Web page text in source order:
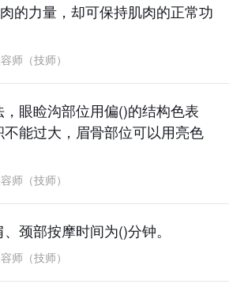
的力量，却可保持肌肉的正常功
师（技师）
眼睑沟部位用偏()的结构色表
能过大，眉骨部位可以用亮色
师（技师）
颈部按摩时间为()分钟。
师（技师）